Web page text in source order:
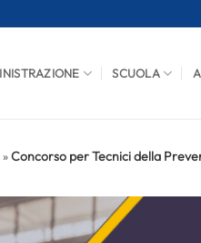
SCUOLA
»Concorso per Tecnici della